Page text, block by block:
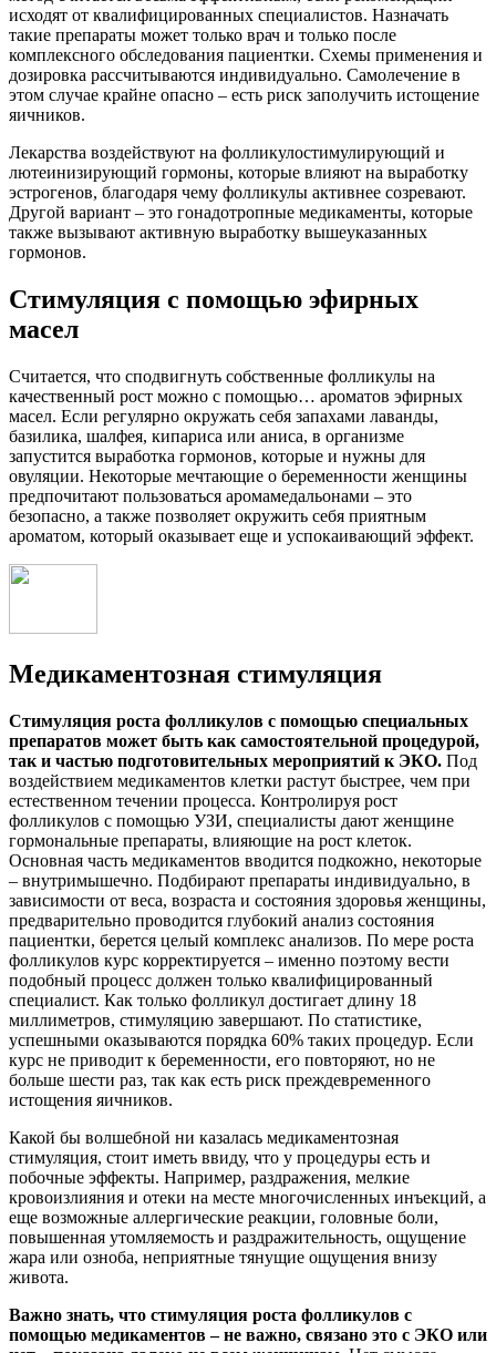
исходят от квалифицированных специалистов. Назначать
такие препараты может только врач и только после
комплексного обследования пациентки. Схемы применения и
дозировка рассчитываются индивидуально. Самолечение в
этом случае крайне опасно – есть риск заполучить истощение
яичников.
Лекарства воздействуют на фолликулостимулирующий и
лютеинизирующий гормоны, которые влияют на выработку
эстрогенов, благодаря чему фолликулы активнее созревают.
Другой вариант – это гонадотропные медикаменты, которые
также вызывают активную выработку вышеуказанных
гормонов.
Стимуляция с помощью эфирных
масел
Считается, что сподвигнуть собственные фолликулы на
качественный рост можно с помощью… ароматов эфирных
масел. Если регулярно окружать себя запахами лаванды,
базилика, шалфея, кипариса или аниса, в организме
запустится выработка гормонов, которые и нужны для
овуляции. Некоторые мечтающие о беременности женщины
предпочитают пользоваться аромамедальонами – это
безопасно, а также позволяет окружить себя приятным
ароматом, который оказывает еще и успокаивающий эффект.
Медикаментозная стимуляция
Стимуляция роста фолликулов с помощью специальных
препаратов может быть как самостоятельной процедурой,
так и частью подготовительных мероприятий к ЭКО. Под
воздействием медикаментов клетки растут быстрее, чем при
естественном течении процесса. Контролируя рост
фолликулов с помощью УЗИ, специалисты дают женщине
гормональные препараты, влияющие на рост клеток.
Основная часть медикаментов вводится подкожно, некоторые
– внутримышечно. Подбирают препараты индивидуально, в
зависимости от веса, возраста и состояния здоровья женщины,
предварительно проводится глубокий анализ состояния
пациентки, берется целый комплекс анализов. По мере роста
фолликулов курс корректируется – именно поэтому вести
подобный процесс должен только квалифицированный
специалист. Как только фолликул достигает длину 18
миллиметров, стимуляцию завершают. По статистике,
успешными оказываются порядка 60% таких процедур. Если
курс не приводит к беременности, его повторяют, но не
больше шести раз, так как есть риск преждевременного
истощения яичников.
Какой бы волшебной ни казалась медикаментозная
стимуляция, стоит иметь ввиду, что у процедуры есть и
побочные эффекты. Например, раздражения, мелкие
кровоизлияния и отеки на месте многочисленных инъекций, а
еще возможные аллергические реакции, головные боли,
повышенная утомляемость и раздражительность, ощущение
жара или озноба, неприятные тянущие ощущения внизу
живота.
Важно знать, что стимуляция роста фолликулов с
помощью медикаментов – не важно, связано это с ЭКО или